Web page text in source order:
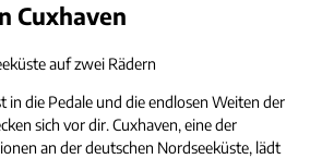
Cuxhaven
auf zwei Rädern
in die Pedale und die endlosen Weiten der
sich vor dir. Cuxhaven, eine der
an der deutschen Nordseeküste, lädt